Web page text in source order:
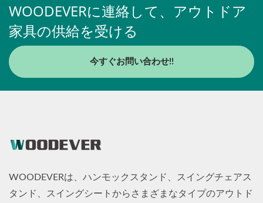
WOODEVERに連絡して、アウトドア
家具の供給を受ける
今すぐお問い合わせ!!
WOODEVERは、ハンモックスタンド、スイングチェアス
タンド、スイングシートからさまざまなタイプのアウトド